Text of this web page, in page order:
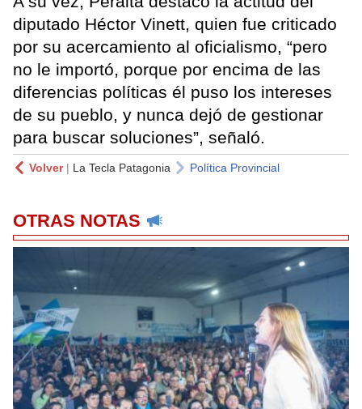
diputado Héctor Vinett, quien fue criticado
por su acercamiento al oficialismo, “pero
no le importó, porque por encima de las
diferencias políticas él puso los intereses
de su pueblo, y nunca dejó de gestionar
para buscar soluciones”, señaló.
Volver| La Tecla Patagonia Política Provincial
OTRAS NOTAS